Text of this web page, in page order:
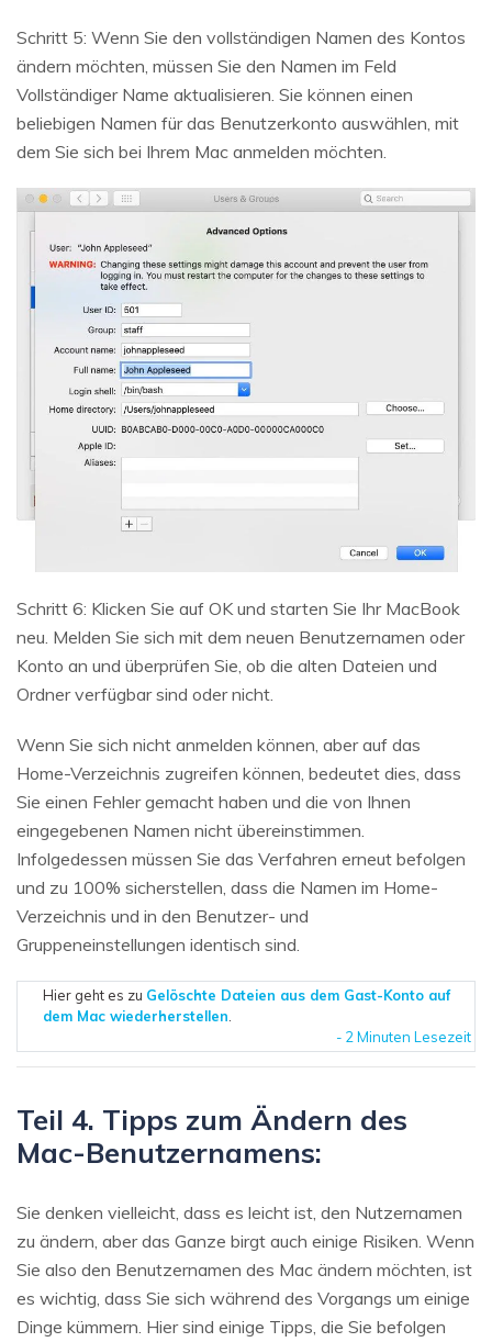
Schritt 5: Wenn Sie den vollständigen Namen des Kontos
ändern möchten, müssen Sie den Namen im Feld
Vollständiger Name aktualisieren. Sie können einen
beliebigen Namen für das Benutzerkonto auswählen, mit
dem Sie sich bei Ihrem Mac anmelden möchten.
Schritt 6: Klicken Sie auf OK und starten Sie Ihr MacBook
neu. Melden Sie sich mit dem neuen Benutzernamen oder
Konto an und überprüfen Sie, ob die alten Dateien und
Ordner verfügbar sind oder nicht.
Wenn Sie sich nicht anmelden können, aber auf das
Home-Verzeichnis zugreifen können, bedeutet dies, dass
Sie einen Fehler gemacht haben und die von Ihnen
eingegebenen Namen nicht übereinstimmen.
Infolgedessen müssen Sie das Verfahren erneut befolgen
und zu 100% sicherstellen, dass die Namen im Home-
Verzeichnis und in den Benutzer- und
Gruppeneinstellungen identisch sind.
Hier geht es zu Gelöschte Dateien aus dem Gast-Konto auf
dem Mac wiederherstellen
- 2 Minuten Lesezeit
Teil 4. Tipps zum Ändern des
Mac-Benutzernamens:
Sie denken vielleicht, dass es leicht ist, den Nutzernamen
zu ändern, aber das Ganze birgt auch einige Risiken. Wenn
Sie also den Benutzernamen des Mac ändern möchten, ist
es wichtig, dass Sie sich während des Vorgangs um einige
Dinge kümmern. Hier sind einige Tipps, die Sie befolgen